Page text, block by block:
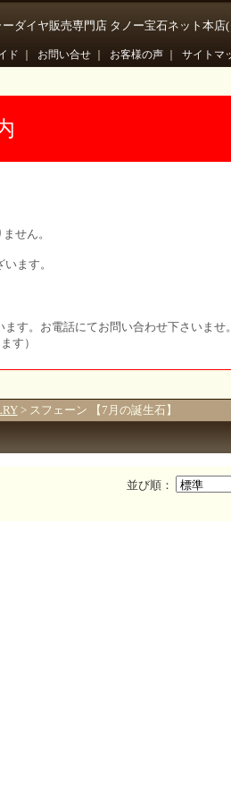
ダイヤ販売専門店 タノー宝石ネット本店(
ド お問い合せ｜ お客様の声｜ サイトマ
せん。
ます。
す。お電話にてお問い合わせ下さいませ。
す）
> スフェーン 【7月の誕生石】
並び順：